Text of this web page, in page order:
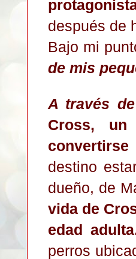
después de
Bajo mi
de mis
A través
Cross, un
convertirse
destino
dueño, de
vida de
edad
perros